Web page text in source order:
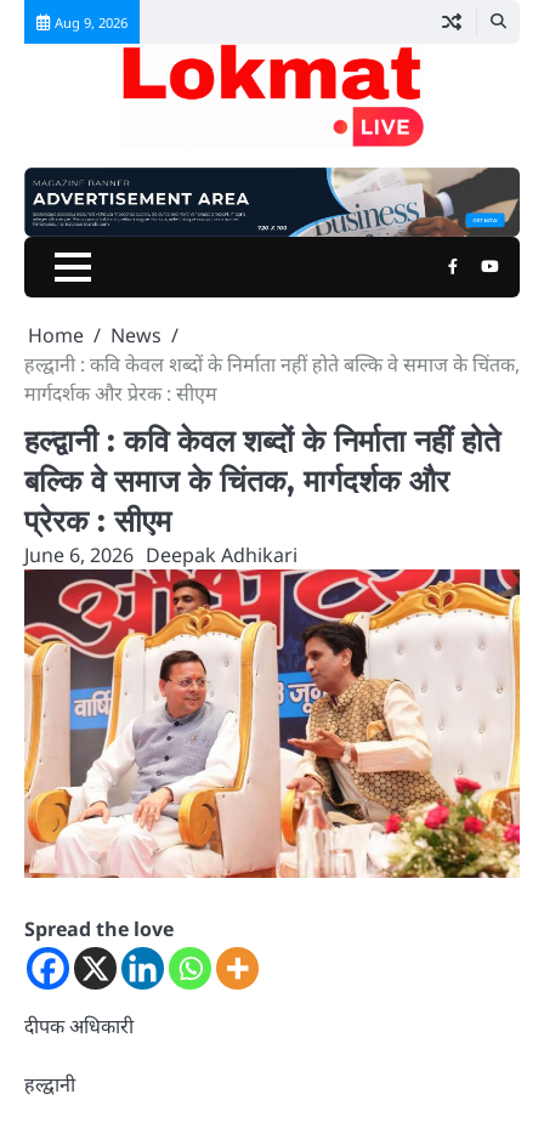
Skip
Aug 9, 2026
Facebook
Home
News
हल्द्वानी : कवि केवल शब्दों के निर्माता नहीं होते बल्कि वे समाज के चिंतक,
मार्गदर्शक और प्रेरक : सीएम
हल्द्वानी : कवि केवल शब्दों के निर्माता नहीं होते
बल्कि वे समाज के चिंतक, मार्गदर्शक और
प्रेरक : सीएम
June 6, 2026 Deepak Adhikari
Spread the love
दीपक अधिकारी
हल्द्वानी